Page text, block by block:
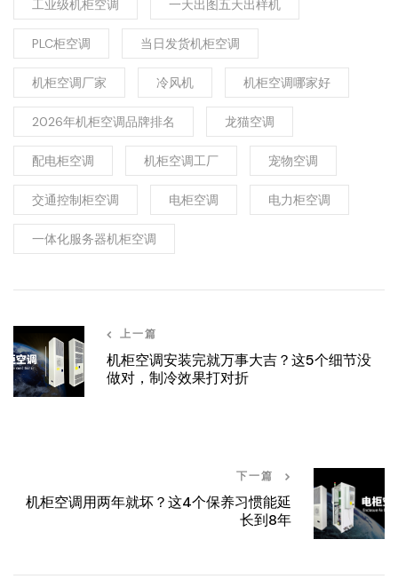
工业级机柜空调 一天出图五天出样机
PLC柜空调 当日发货机柜空调
机柜空调厂家 冷风机 机柜空调哪家好
2026年机柜空调品牌排名 龙猫空调
配电柜空调 机柜空调工厂 宠物空调
交通控制柜空调 电柜空调 电力柜空调
一体化服务器机柜空调
上一篇
机柜空调安装完就万事大吉？这5个细节没
做对，制冷效果打对折
下一篇
机柜空调用两年就坏？这4个保养习惯能延
长到8年